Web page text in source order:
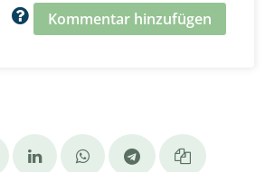
Kommentar hinzufügen